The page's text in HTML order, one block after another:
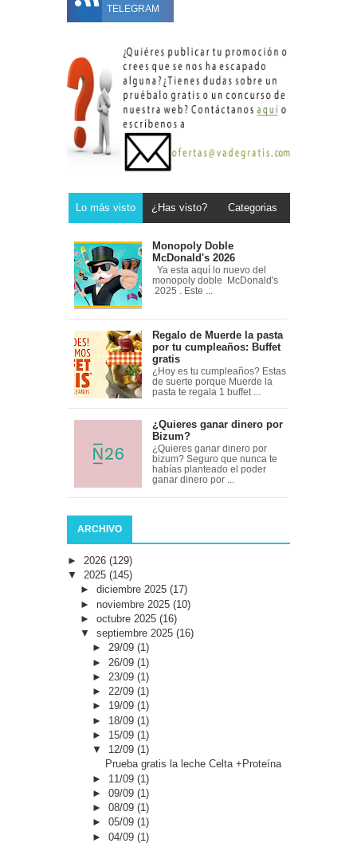
TELEGRAM
Lo más visto ¿Has visto? Categorias
Monopoly Doble
McDonald's 2026
Ya esta aquí lo nuevo del
monopoly doble McDonald's
2025 . Este ...
Regalo de Muerde la pasta
por tu cumpleaños: Buffet
gratis
¿Hoy es tu cumpleaños? Estas
de suerte porque Muerde la
pasta te regala 1 buffet ...
¿Quieres ganar dinero por
Bizum?
¿Quieres ganar dinero por
bizum? Seguro que nunca te
habías planteado el poder
ganar dinero por ...
ARCHIVO
► 2026 (129)
▼ 2025 (145)
► diciembre 2025 (17)
► noviembre 2025 (10)
► octubre 2025 (16)
▼ septiembre 2025 (16)
►29/09(1)
► 26/09(1)
► 23/09(1)
►22/09(1)
► 19/09(1)
► 18/09(1)
► 15/09(1)
▼ 12/09(1)
Prueba gratis la leche Celta +Proteína
► 11/09(1)
►09/09(1)
►08/09(1)
►05/09(1)
►04/09(1)